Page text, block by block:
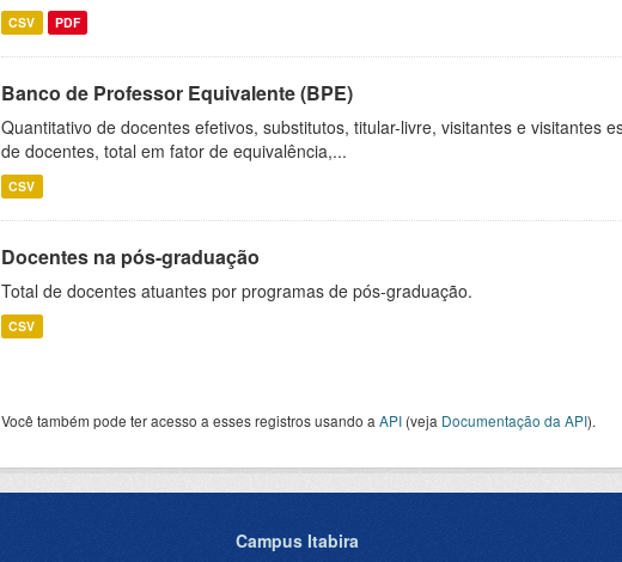
CSV PDF
Banco de Professor Equivalente (BPE)
Quantitativo de docentes efetivos, substitutos, titular-livre, visitantes e visitantes
de docentes, total em fator de equivalência,...
CSV
Docentes na pós-graduação
Total de docentes atuantes por programas de pós-graduação.
CSV
Você também pode ter acesso a esses registros usando a API (veja Documentação da API).
Campus Itabira